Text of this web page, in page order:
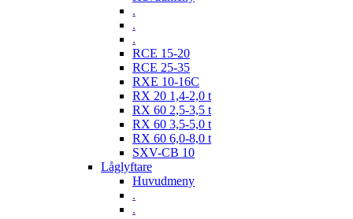
.
.
.
RCE 15-20
RCE 25-35
RXE 10-16C
RX 20 1,4-2,0 t
RX 60 2,5-3,5 t
RX 60 3,5-5,0 t
RX 60 6,0-8,0 t
SXV-CB 10
Låglyftare
Huvudmeny
.
.